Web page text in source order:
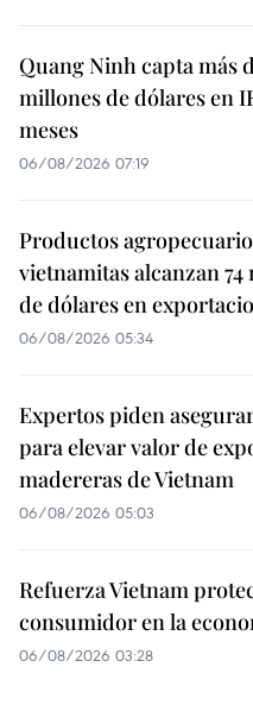
Quang Ninh capta más
millones de dólares en
meses
06/08/2026 07:19
Productos
vietnamitas alcanzan
de dólares en
06/08/2026 05:34
Expertos piden
para elevar valor de
madereras de Vietnam
06/08/2026 05:03
Refuerza Vietnam
consumidor en la
06/08/2026 03:28